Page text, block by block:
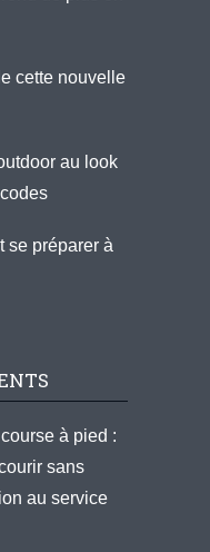
cette nouvelle
au look
se préparer à
à pied :
sans
au service